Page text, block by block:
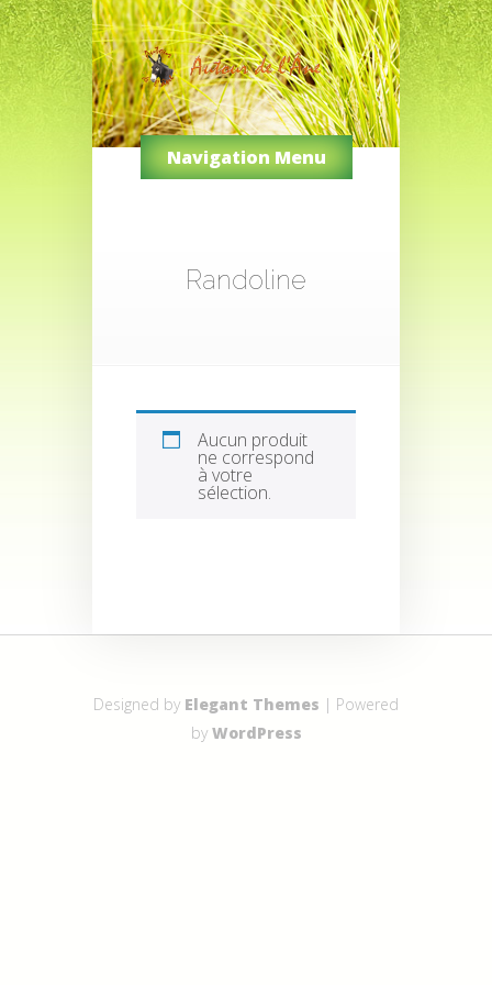
Navigation Menu
Randoline
Aucun produit
ne correspond
à votre
sélection.
Designed by Elegant Themes | Powered
by WordPress